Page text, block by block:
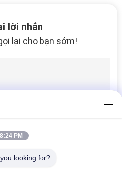
cân
lời nhắn
lại cho bạn sớm!
8:24 PM
looking for?